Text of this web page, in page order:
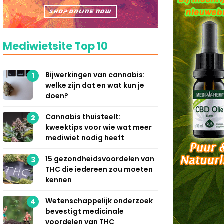
Mediwietsite Top 10
1
Bijwerkingen van cannabis:
welke zijn dat en wat kun je
doen?
2
Cannabis thuisteelt:
kweektips voor wie wat meer
mediwiet nodig heeft
3
15 gezondheidsvoordelen van
THC die iedereen zou moeten
kennen
4
Wetenschappelijk onderzoek
bevestigt medicinale
voordelen van THC